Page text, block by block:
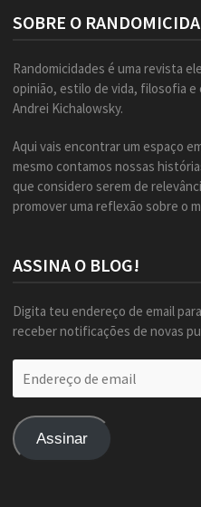
SOBRE O
Randomicidades é uma revista
opinião, estilo de vida, filosofia e
Andrei Kichalowsky.
Aqui vais encontrar um espaço
mesmo contamos nossas
que considero serem de
promover uma reflexão sobre o
ASSINA O BLOG!
Digita teu endereço de email
receber notificações de novas
de
Assinar